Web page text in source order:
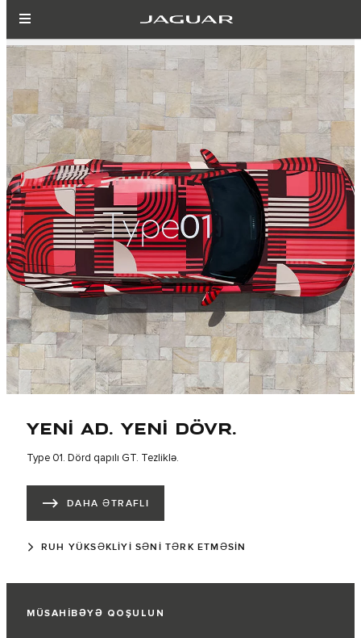
YENI AD. YENI DÖVR.
Type 01. Dörd qapılı GT. Tezliklə.
DAHA ƏTRAFLI
RUH YÜKSƏKLIYI SƏNI TƏRK ETMƏSIN
MÜSAHİBƏYƏ QOŞULUN